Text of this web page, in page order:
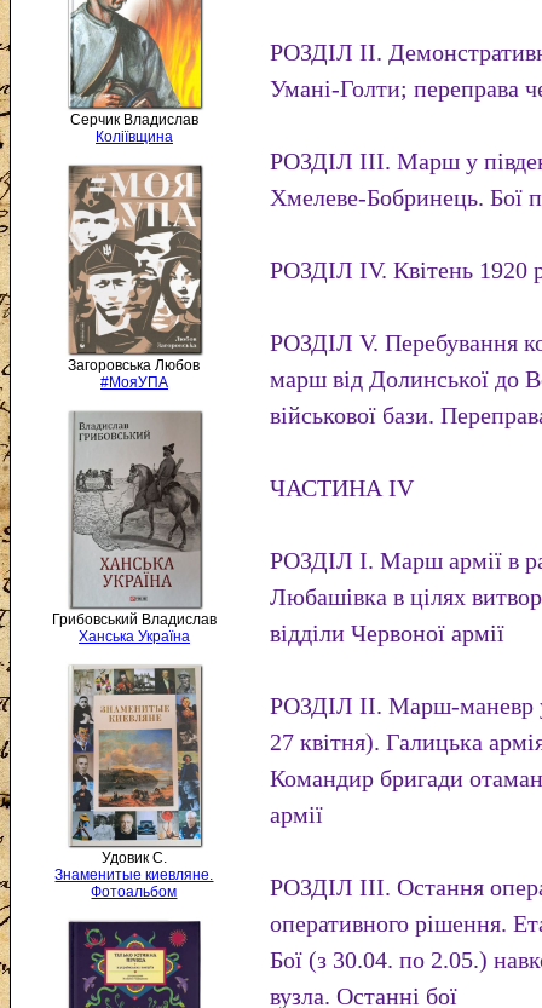
Серчик Владислав
Коліївщина
Загоровська Любов
#МояУПА
Грибовський Владислав
Ханська Україна
Удовик С.
Знаменитые киевляне.
Фотоальбом
РОЗДІЛ II.
Умані-Голти; переправа
РОЗДІЛ III. Марш у
Хмелеве-Бобринець. Бої
РОЗДІЛ IV. Квітень 1920
РОЗДІЛ V. Перебування
марш від Долинської до
військової бази.
ЧАСТИНА IV
РОЗДІЛ І. Марш армії в
Любашівка в цілях
відділи Червоної армії
РОЗДІЛ II. Марш-маневр
27 квітня). Галицька
Командир бригади
армії
РОЗДІЛ III. Остання
оперативного рішення.
Бої (з 30.04. по 2.05.)
вузла. Останні бої